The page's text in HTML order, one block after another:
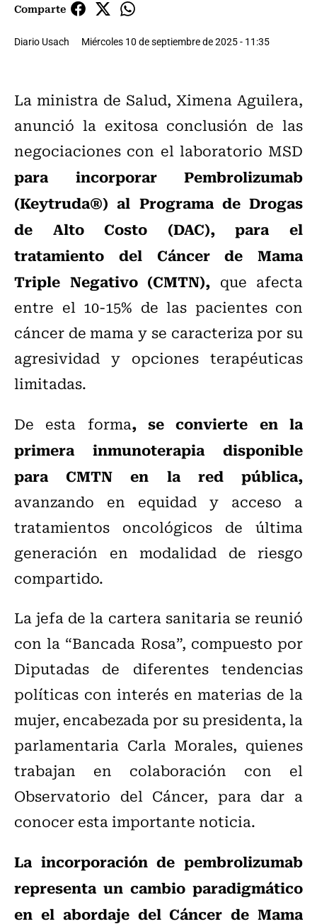
Comparte
Diario Usach Miércoles 10 de septiembre de 2025 - 11:35
La ministra de Salud, Ximena Aguilera,
anunció la exitosa conclusión de las
negociaciones con el laboratorio MSD
para incorporar Pembrolizumab
(Keytruda®) al Programa de Drogas
de Alto Costo (DAC), para el
tratamiento del Cáncer de Mama
Triple Negativo (CMTN), que afecta
entre el 10-15% de las pacientes con
cáncer de mama y se caracteriza por su
agresividad y opciones terapéuticas
limitadas.
De esta forma, se convierte en la
primera inmunoterapia disponible
para CMTN en la red pública,
avanzando en equidad y acceso a
tratamientos oncológicos de última
generación en modalidad de riesgo
compartido.
La jefa de la cartera sanitaria se reunió
con la “Bancada Rosa”, compuesto por
Diputadas de diferentes tendencias
políticas con interés en materias de la
mujer, encabezada por su presidenta, la
parlamentaria Carla Morales, quienes
trabajan en colaboración con el
Observatorio del Cáncer, para dar a
conocer esta importante noticia.
La incorporación de pembrolizumab
representa un cambio paradigmático
en el abordaje del Cáncer de Mama